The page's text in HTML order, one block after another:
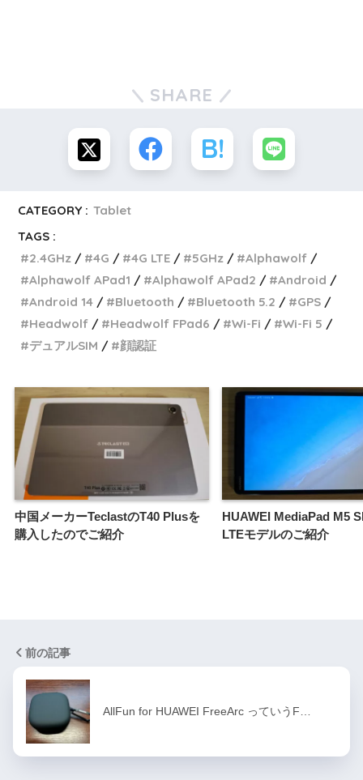
SHARE
CATEGORY : Tablet
TAGS :
2.4GHz
4G 4G LTE 5GHz
Alphawolf
Alphawolf APad1
Alphawolf APad2
Android
Android 14
Bluetooth Bluetooth 5.2
GPS
Headwolf
Headwolf FPad6 Wi-Fi
Wi-Fi 5
デュアルSIM
顔認証
中国メーカーTeclastのT40 Plusを
購入したのでご紹介
HUAWEI MediaPad M5
LTEモデルのご紹介
前の記事
AllFun for HUAWEI FreeArc っていうF…